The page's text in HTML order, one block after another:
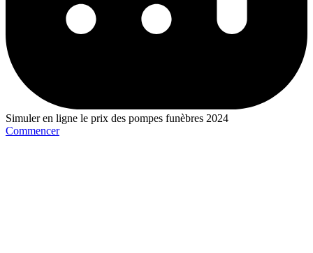
Simuler en ligne le prix des pompes funèbres 2024
Commencer